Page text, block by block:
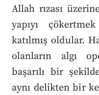
Allah rızası
yapıyı
katılmış oldular.
olanların algı
başarılı bir
aynı delikten bir